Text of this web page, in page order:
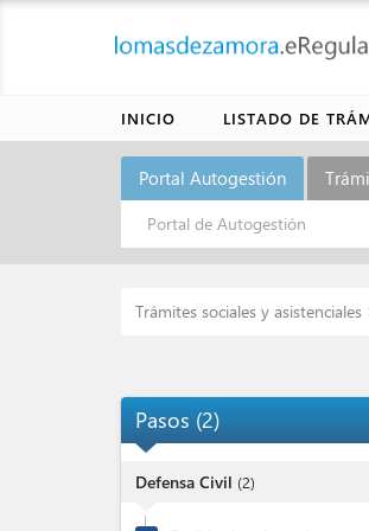
INICIO LISTADO DE
Portal Autogestión
Portal de Autogestión
Trámites sociales y asistenciales
Pasos (2)
Defensa Civil (2)